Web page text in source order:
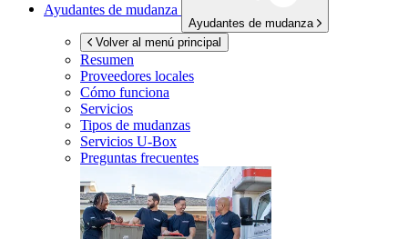
Ayudantes de mudanza
Ayudantes de mudanza
Volver al menú principal
Resumen
Proveedores locales
Cómo funciona
Servicios
Tipos de mudanzas
Servicios U-Box
Preguntas frecuentes